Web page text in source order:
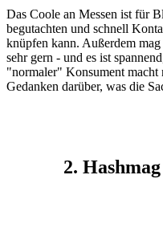
Das Coole an Messen ist für
begutachten und schnell
knüpfen kann. Außerdem
sehr gern - und es ist
"normaler" Konsument macht
Gedanken darüber, was die
2.